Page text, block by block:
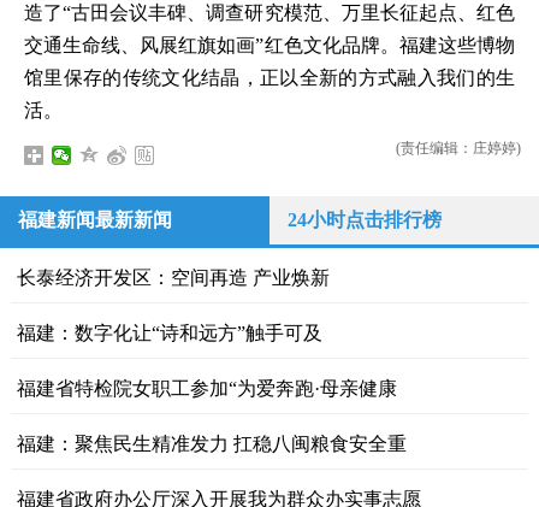
造了“古田会议丰碑、调查研究模范、万里长征起点、红色
交通生命线、风展红旗如画”红色文化品牌。福建这些博物
馆里保存的传统文化结晶，正以全新的方式融入我们的生
活。
(责任编辑：庄婷婷)
福建新闻最新新闻 24小时点击排行榜
长泰经济开发区：空间再造 产业焕新
福建：数字化让“诗和远方”触手可及
福建省特检院女职工参加“为爱奔跑·母亲健康
福建：聚焦民生精准发力 扛稳八闽粮食安全重
福建省政府办公厅深入开展我为群众办实事志愿